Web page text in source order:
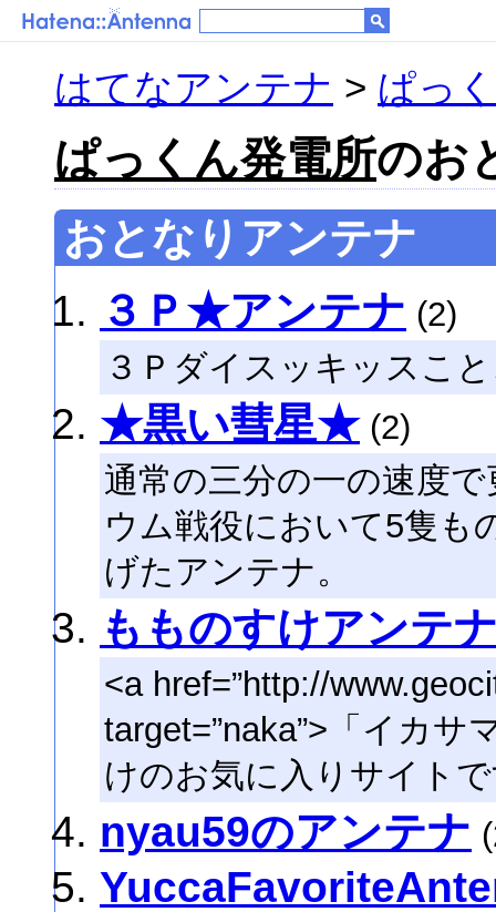
はてなアンテナ > ぱっ
ぱっくん発電所のお
おとなりアンテナ
３Ｐ★アンテナ (2)
３Ｐダイスッキッスこ
★黒い彗星★(2)
通常の三分の一の速度
ウム戦役において5隻も
げたアンテナ。
もものすけアンテ
<a href=”http://
target=”naka”>「イカサ
けのお気に入りサイト
nyau59のアンテナ